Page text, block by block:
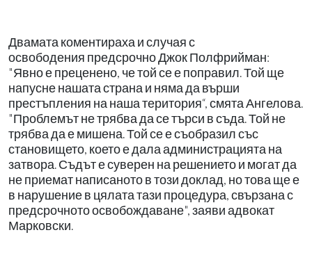
Двамата коментираха и случая с
освободения предсрочно Джок Полфрийман:
"Явно е преценено, че той се е поправил. Той ще
напусне нашата страна и няма да върши
престъпления на наша територия“, смята Ангелова.
"Проблемът не трябва да се търси в съда. Той не
трябва да е мишена. Той се е съобразил със
становището, което е дала администрацията на
затвора. Съдът е суверен на решението и могат да
не приемат написаното в този доклад, но това ще е
в нарушение в цялата тази процедура, свързана с
предсрочното освобождаване", заяви адвокат
Марковски.